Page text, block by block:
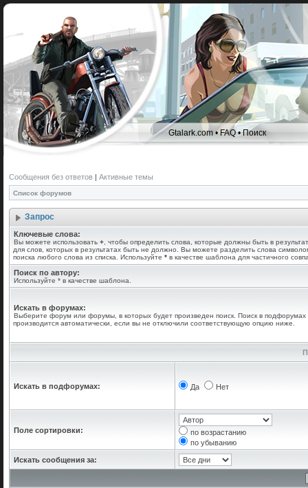
Gtalark.com •FAQ•Поиск
Сообщения без ответов | Активные темы
Список форумов
Запрос
Ключевые слова:
Вы можете использовать + , чтобы определить слова, которые должны быть в
для слов, которых в результатах быть не должно. Вы можете разделить слова
поиска любого слова из списка. Используйте * в качестве шаблона для частичного
Поиск по автору:
Используйте * в качестве шаблона.
Искать в форумах:
Выберите форум или форумы, в которых будет произведен поиск. Поиск в подфорумах
производится автоматически, если вы не отключили соответствующую опцию ниже.
Искать в подфорумах: Да Нет
Поле сортировки:
по возрастанию
по убыванию
Искать сообщения за: